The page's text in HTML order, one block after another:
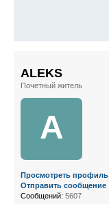
ALEKS
Почетный житель
A
Просмотреть профиль
Отправить сообщение
Сообщений: 5607